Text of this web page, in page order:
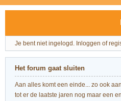
Je bent niet ingelogd. Inloggen of
Het forum gaat sluiten
Aan alles komt een einde... zo ook
tot er de laatste jaren nog maar een